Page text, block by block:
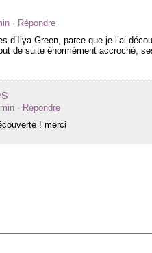
· Répondre
d’Ilya Green, parce que je l’ai
de suite énormément accroché,
· Répondre
! merci